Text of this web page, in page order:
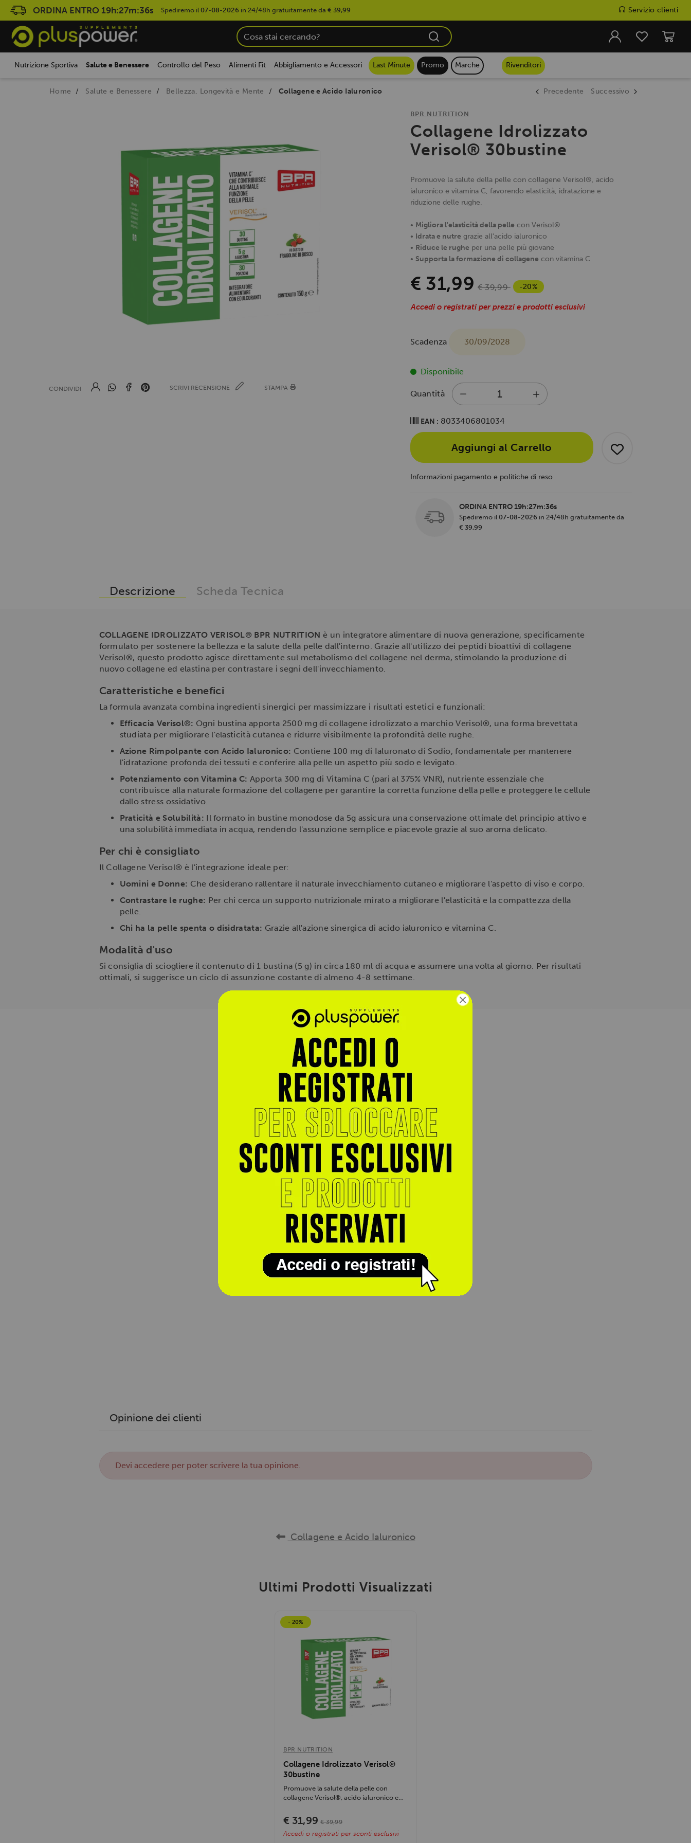
×
ORDINA ENTRO 19h:27m:35s Spediremo il 07-08-2026 in 24/48h gratuitamente da € 39,99 Servizio clienti
Nutrizione Sportiva Salute e Benessere Controllo del Peso Alimenti Fit Abbigliamento e Accessori Last Minute Promo Marche Rivenditori
Home Salute e Benessere Bellezza, Longevità e Mente Collagene e Acido Ialuronico Precedente Successivo
CONDIVIDI SCRIVI RECENSIONE STAMPA
BPR NUTRITION
Collagene Idrolizzato
Verisol® 30bustine
Promuove la salute della pelle con collagene Verisol®, acido
ialuronico e vitamina C, favorendo elasticità, idratazione e
riduzione delle rughe.
• Migliora l'elasticità della pelle con Verisol®
• Idrata e nutre grazie all'acido ialuronico
• Riduce le rughe per una pelle più giovane
• Supporta la formazione di collagene con vitamina C
€ 31,99 € 39,99 -20%
Accedi o registrati per prezzi e prodotti esclusivi
Scadenza 30/09/2028
Disponibile
Quantità
EAN : 8033406801034
Aggiungi al Carrello
Informazioni pagamento e politiche di reso
ORDINA ENTRO19h:27m:35s
Spediremo il 07-08-2026 in 24/48h gratuitamente da
€ 39,99
Descrizione Scheda Tecnica
COLLAGENE IDROLIZZATO VERISOL® BPR NUTRITION è un integratore alimentare di nuova generazione, specificamente
formulato per sostenere la bellezza e la salute della pelle dall'interno. Grazie all'utilizzo dei peptidi bioattivi di collagene
Verisol®, questo prodotto agisce direttamente sul metabolismo del collagene nel derma, stimolando la produzione di
nuovo collagene ed elastina per contrastare i segni dell'invecchiamento.
Caratteristiche e benefici
La formula avanzata combina ingredienti sinergici per massimizzare i risultati estetici e funzionali:
Efficacia Verisol®: Ogni bustina apporta 2500 mg di collagene idrolizzato a marchio Verisol®, una forma brevettata
studiata per migliorare l'elasticità cutanea e ridurre visibilmente la profondità delle rughe.
Azione Rimpolpante con Acido Ialuronico: Contiene 100 mg di Ialuronato di Sodio, fondamentale per mantenere
l'idratazione profonda dei tessuti e conferire alla pelle un aspetto più sodo e levigato.
Potenziamento con Vitamina C: Apporta 300 mg di Vitamina C (pari al 375% VNR), nutriente essenziale che
contribuisce alla naturale formazione del collagene per garantire la corretta funzione della pelle e proteggere le cellule
dallo stress ossidativo.
Praticità e Solubilità: Il formato in bustine monodose da 5g assicura una conservazione ottimale del principio attivo e
una solubilità immediata in acqua, rendendo l'assunzione semplice e piacevole grazie al suo aroma delicato.
Per chi è consigliato
Il Collagene Verisol® è l'integrazione ideale per:
Uomini e Donne: Che desiderano rallentare il naturale invecchiamento cutaneo e migliorare l'aspetto di viso e corpo.
Contrastare le rughe: Per chi cerca un supporto nutrizionale mirato a migliorare l'elasticità e la compattezza della
pelle.
Chi ha la pelle spenta o disidratata: Grazie all'azione sinergica di acido ialuronico e vitamina C.
Modalità d'uso
Si consiglia di sciogliere il contenuto di 1 bustina (5 g) in circa 180 ml di acqua e assumere una volta al giorno. Per risultati
ottimali, si suggerisce un ciclo di assunzione costante di almeno 4-8 settimane.
Opinione dei clienti
Devi accedere per poter scrivere la tua opinione.
Collagene e Acido Ialuronico
Ultimi Prodotti Visualizzati
- 20%
BPR NUTRITION
Collagene Idrolizzato Verisol®
30bustine
Promuove la salute della pelle con
collagene Verisol®, acido ialuronico e
€ 31,99 € 39,99
Accedi o registrati per sconti esclusivi